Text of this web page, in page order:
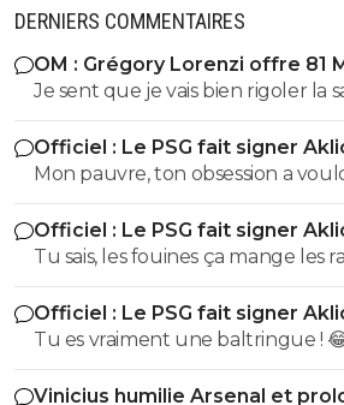
DERNIERS COMMENTAIRES
OM : Grégory Lorenzi offre 81
Je sent que je vais bien rigoler la
Officiel : Le PSG fait signer
Mon pauvre, ton obsession a
commentaire 🤣😂😂 Tu aurais
de bouche et on t'accuserait de
encore....mdr
Officiel : Le PSG fait signer
Tu sais, les fouines ça mange les
Officiel : Le PSG fait signer
Tu es vraiment une baltringue !
Vinicius humilie Arsenal et